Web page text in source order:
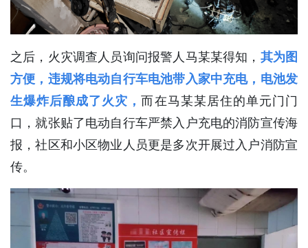
之后，火灾调查人员询问报警人马某某得知， 其为图
方便，违规将电动自行车电池带入家中充电，电池发
生爆炸后酿成了火灾，而在马某某居住的单元门门
口，就张贴了电动自行车严禁入户充电的消防宣传海
报，社区和小区物业人员更是多次开展过入户消防宣
传。